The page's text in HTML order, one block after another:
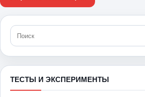
ТЕСТЫ И ЭКСПЕРИМЕНТЫ